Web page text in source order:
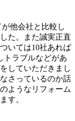
他会社と比較し
た。また誠実正直
いては10社あれば
トラブルなどがあ
していただきまし
さっているのか話
ようなリフォーム
す。